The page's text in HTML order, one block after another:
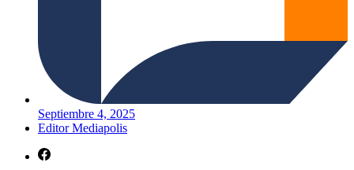
Septiembre 4, 2025
Editor Mediapolis